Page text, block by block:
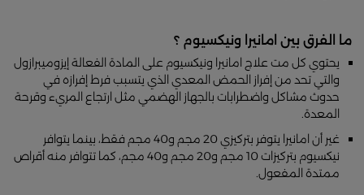
ما الفرق بين امانيرا ونيكسيوم ؟
يحتوي كل مت علاج امانيرا ونيكسيوم على المادة الفعالة إيزوميبرازول
والتي تحد من إفراز الحمض المعدي الذي يتسبب فرط إفرازه في
حدوث مشاكل واضطرابات بالجهاز الهضمي مثل ارتجاع المريء وقرحة
المعدة.
غير أن امانيرا يتوفر بتركيزي 20 مجم و40 مجم فقط، بينما يتوافر
نيكسيوم بتركيزات 10 مجم و20 مجم و40 مجم، كما تتوافر منه أقراص
ممتدة المفعول.